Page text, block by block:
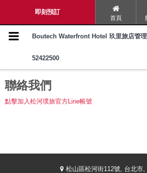
導覽選單
璞旅理念
服務與設施
入住須知
即刻預訂
首頁
Boutech Waterfront Hotel 玖里旅店管
52422500
聯絡我們
點擊加入松河璞旅官方Line帳號
松山區松河街112號, 台北市,